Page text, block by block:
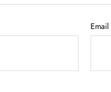
Email